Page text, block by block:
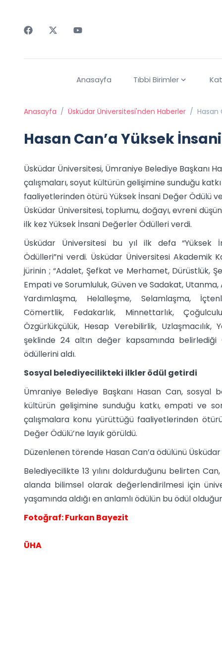
Anasayfa Tıbbi Birimler
Anasayfa / Üsküdar Üniversitesi'nden Haberler / Hasan
Hasan Can’a Yüksek
Üsküdar Üniversitesi, Ümraniye Belediye Başkanı
çalışmaları, soyut kültürün gelişimine sunduğu
faaliyetlerinden ötürü Yüksek İnsani Değer Ödülü
Üsküdar Üniversitesi, toplumu, doğayı, evreni
ilk kez Yüksek İnsani Değerler Ödülleri verdi.
Üsküdar Üniversitesi bu yıl ilk defa “Yüksek
Ödülleri”ni verdi. Üsküdar Üniversitesi Akademik
jürinin ; “Adalet, Şefkat ve Merhamet, Dürüstlük,
Empati ve Sorumluluk, Güven ve Sadakat, Utanma,
Yardımlaşma, Helalleşme, Selamlaşma,
Cömertlik, Fedakarlık, Minnettarlık,
Özgürlükçülük, Hesap Verebilirlik, Uzlaşmacılık,
şeklinde 24 altın değer kapsamında
ödüllerini aldı.
Sosyal belediyecilikteki ilkler ödül getirdi
Ümraniye Belediye Başkanı Hasan Can, sosyal
kültürün gelişimine sunduğu katkı, empati ve
çalışmalara konu yürüttüğü faaliyetlerinden
Değer Ödülü’ne layık görüldü.
Düzenlenen törende Hasan Can’a ödülünü
Belediyecilikte 13 yılını doldurduğunu belirten
alanda bilimsel olarak değerlendirilmesi için
yaşamında aldığı en anlamlı ödülün bu ödül
Fotoğraf: Furkan Bayezit
ÜHA